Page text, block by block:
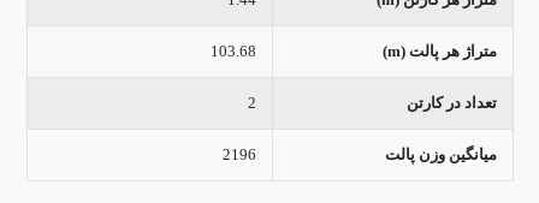
متراژ هر پالت (m) 103.68
تعداد در کارتن 2
میانگین وزن پالت 2196